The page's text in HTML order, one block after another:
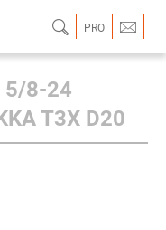
PRO
5/8-24
T3X D20